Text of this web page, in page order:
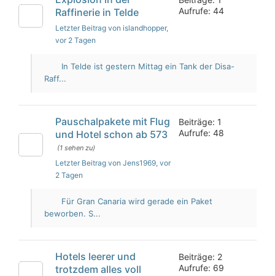
Raffinerie in Telde
Letzter Beitrag von islandhopper,
vor 2 Tagen
Aufrufe: 44
In Telde ist gestern Mittag ein Tank der Disa-
Raff...
Pauschalpakete mit Flug
und Hotel schon ab 573
(1 sehen zu)
Letzter Beitrag von Jens1969, vor
2 Tagen
Beiträge: 1
Aufrufe: 48
Für Gran Canaria wird gerade ein Paket
beworben. S...
Hotels leerer und
trotzdem alles voll
Beiträge: 2
Aufrufe: 69